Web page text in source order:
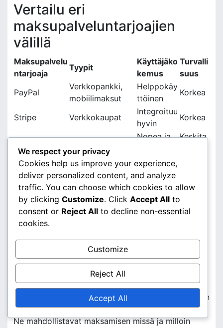
Vertailu eri
maksupalveluntarjoajien
välillä
Maksupalvelu
ntarjoaja
Tyypit
Käyttäjäko
kemus
Turvalli
suus
PayPal
Verkkopankki,
mobiilimaksut
Helppokäy
ttöinen
Korkea
Stripe Verkkokaupat
Integroituu
hyvin
Korkea
Nopea ja
Keskita
Erilaiset maksupalveluntarjoajat tarjoavat
vaihtelevia etuja ja haittoja. Esimerkiksi PayPal on
laajalti tunnettu ja turvallinen, mutta sen maksut
voivat olla korkeampia verrattuna muihin
vaihtoehtoihin. Stripe puolestaan on erinomainen
verkkokauppojen integroimiseen, mutta vaatii
teknistä osaamista.
Edut ja haitat eri
maksujärjestelmille
Vaihtoehtoisten maksujärjestelmien etuja ovat muun
muassa nopeus, joustavuusja käyttäjäystävällisyys
Ne mahdollistavat maksamisen missä ja milloin
We respect your privacy
Cookies help us improve your experience,
deliver personalized content, and analyze
traffic. You can choose which cookies to allow
by clicking Customize. Click Accept All to
consent or Reject All to decline non-essential
cookies.
Customize
Reject All
Accept All